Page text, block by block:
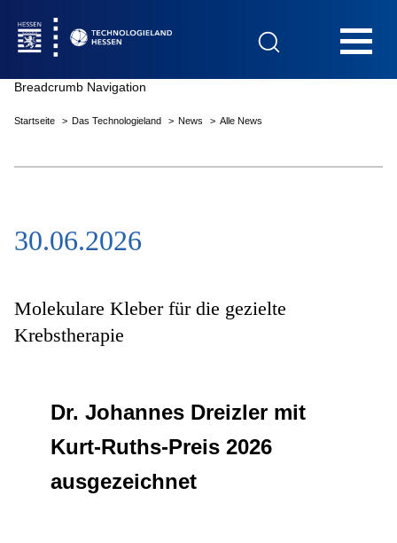
Das Technologieland
Innovationsfelder
Netzwerke
Breadcrumb Navigation
Startseite Das Technologieland News Alle News
30.06.2026
Molekulare Kleber für die gezielte
Krebstherapie
Dr. Johannes Dreizler mit
Kurt-Ruths-Preis 2026
ausgezeichnet